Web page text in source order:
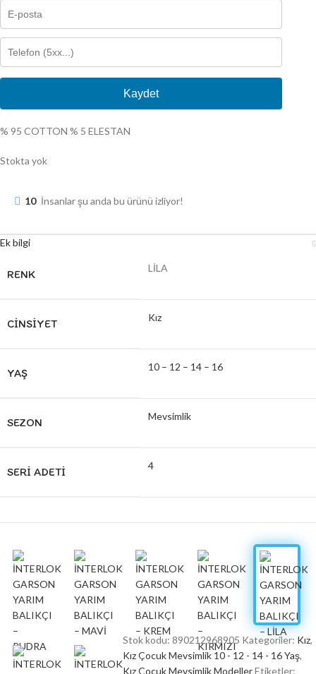
Kaydet
% 95 COTTON % 5 ELESTAN
Stokta yok
10 İnsanlar şu anda bu ürünü izliyor!
Ek bilgi
RENK LİLA
CINSIYET Kız
YAŞ 10 – 12 – 14 – 16
SEZON Mevsimlik
SERI ADETI 4
Stok kodu:890212968905 Kategoriler: Kız,
Kız Çocuk Mevsimlik 10 - 12 - 14 - 16 Yaş,
Kız Çocuk Mevsimlik ModellerEtiketler: